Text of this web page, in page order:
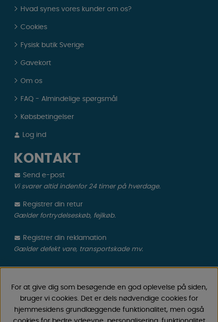
Hvad synes vores kunder om os?
Cookies
Fysisk butik Sverige
Gavekort
Om os
FAQ - Almindelige spørgsmål
Købsbetingelser
Log ind
KONTAKT
Send e-post
Vi svarer altid indenfor 24 timer på hverdage.
Registrer din retur
Gælder fortrydelseskøb, fejlkøb.
Registrer din reklamation
Gælder defekt vare, transportskade mv.
Vi har oparbejdet stor erfaring med campingvogne &
autocamper tilbehør gennem årene, fordi vi har
forhandlet campingvogne & autocampere samt
For at give dig som besøgende en god oplevelse på siden,
bruger vi cookies. Det er dels nødvendige cookies for
hjemmesidens grundlæggende funktionalitet, men også